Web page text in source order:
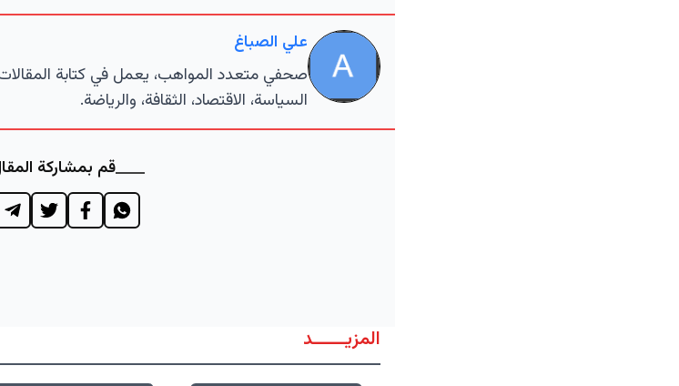
علي الصباغ
صحفي متعدد المواهب، يعمل في كتابة
السياسة، الاقتصاد، الثقافة، والرياضة.
قم بمشاركة
المزيــــــد